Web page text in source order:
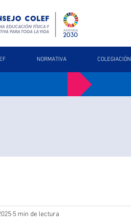
NORMATIVA COLEGIACIÓN
5 min de lectura